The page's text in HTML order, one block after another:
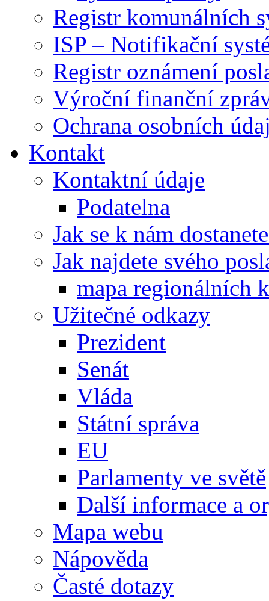
Registr komunálních
ISP – Notifikační
Registr oznámení
Výroční finanční
Ochrana osobních
Kontakt
Kontaktní údaje
Podatelna
Jak se k nám
Jak najdete svého
mapa regionálních
Užitečné odkazy
Prezident
Senát
Vláda
Státní správa
EU
Parlamenty ve světě
Další informace a
Mapa webu
Nápověda
Časté dotazy